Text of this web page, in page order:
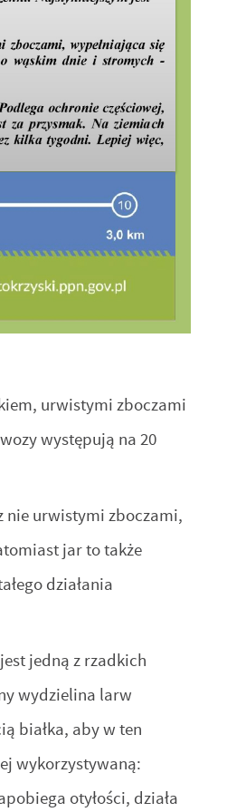
urwistymi zboczami
występują na 20
nie urwistymi zboczami,
jar to także
działania
jedną z rzadkich
wydzielina larw
białka, aby w ten
wykorzystywaną:
otyłości, działa